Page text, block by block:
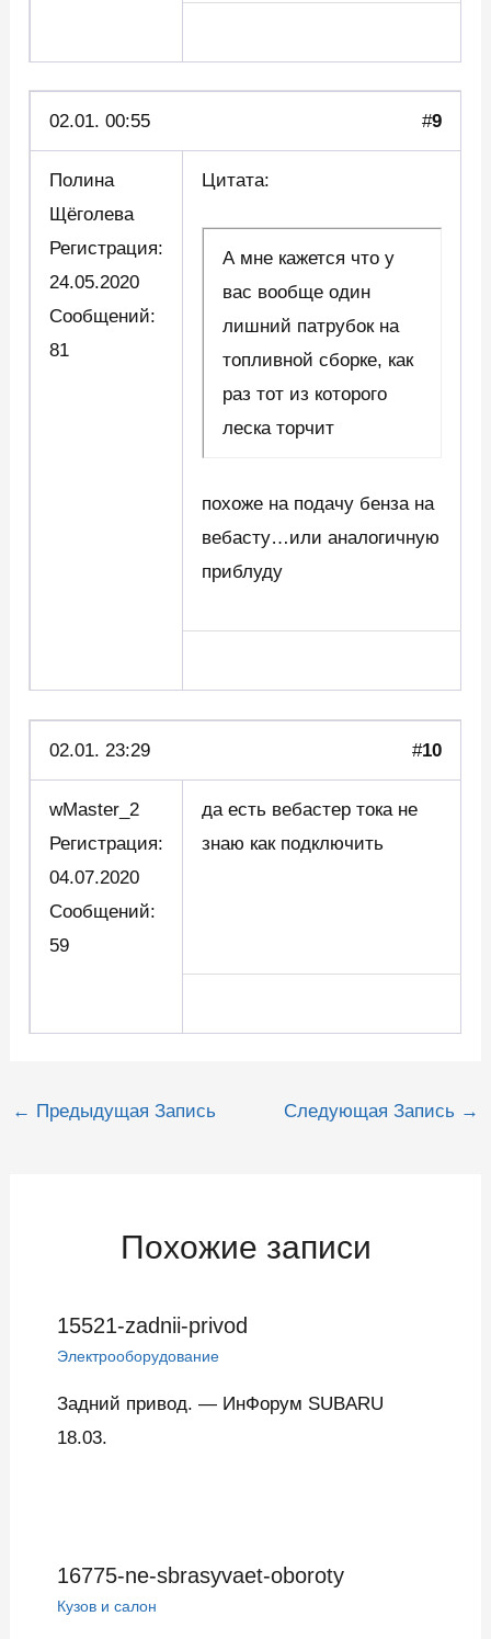
02.01. 00:55 #9
Полина
Щёголева
Регистрация:
24.05.2020
Сообщений:
81
Цитата:
А мне кажется что у
вас вообще один
лишний патрубок на
топливной сборке, как
раз тот из которого
леска торчит
похоже на подачу бенза на
вебасту…или аналогичную
приблуду
02.01. 23:29 #10
wMaster_2
Регистрация:
04.07.2020
Сообщений:
59
да есть вебастер тока не
знаю как подключить
Навигация
← Предыдущая Запись Следующая Запись →
Похожие записи
15521-zadnii-privod
Электрооборудование
Задний привод. — ИнФорум SUBARU
18.03.
16775-ne-sbrasyvaet-oboroty
Кузов и салон